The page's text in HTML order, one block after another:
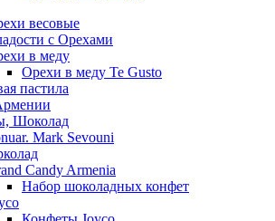
весовые
с Орехами
в меду
Орехи в меду Te Gusto
пастила
Шоколад
Mark Sevouni
Candy Armenia
Набор шоколадных конфет